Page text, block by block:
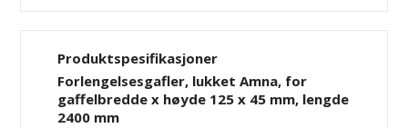
Produktspesifikasjoner
Forlengelsesgafler, lukket Amna, for
gaffelbredde x høyde 125 x 45 mm, lengde
2400 mm